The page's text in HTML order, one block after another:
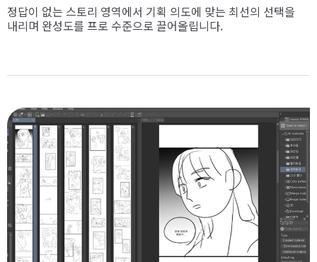
정답이 없는 스토리 영역에서 기획 의도에 맞는 최선의 선택을
내리며 완성도를 프로 수준으로 끌어올립니다.